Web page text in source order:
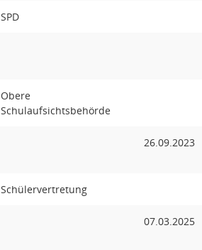
SPD
Obere
Schulaufsichtsbehörde
26.09.2023
Schülervertretung
07.03.2025